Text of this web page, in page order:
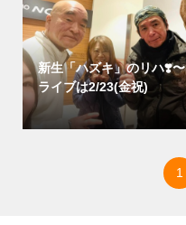
新生「ハズキ」のリハ❣️〜
ライブは2/23(金祝)
1